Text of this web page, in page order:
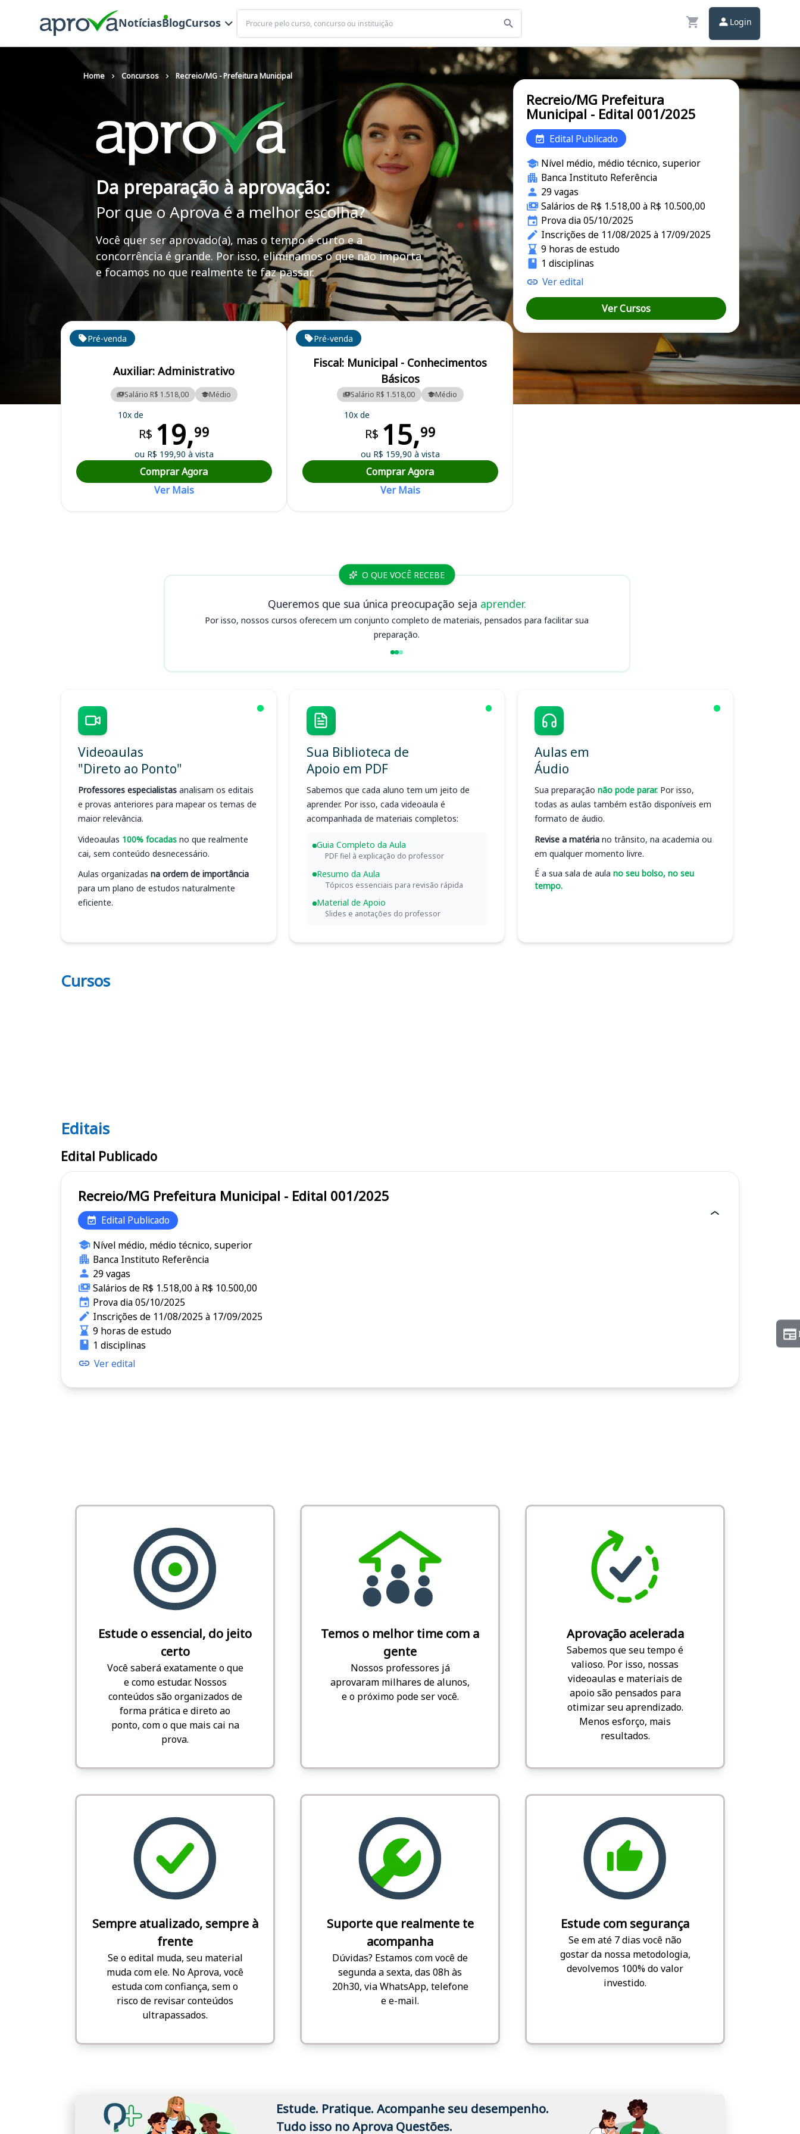
NotíciasBlogCursos
Buscar
Login
Home Concursos Recreio/MG - Prefeitura Municipal
Da preparação à aprovação:
Por que o Aprova é a melhor escolha?
Você quer ser aprovado(a), mas o tempo é curto e a
concorrência é grande. Por isso, eliminamos o que não importa
e focamos no que realmente te faz passar.
Curso Preparatório para o Concurso Recreio/MG - Prefeitura Municipal
Cursos em destaque para passar no concurso
Pré-venda
Auxiliar: Administrativo
Salário R$ 1.518,00 Médio
10x de
R$ 19,99
ou R$ 199,90 à vista
Comprar Agora
Ver Mais
Pré-venda
Fiscal: Municipal - Conhecimentos
Básicos
Salário R$ 1.518,00 Médio
10x de
R$ 15,99
ou R$ 159,90 à vista
Comprar Agora
Ver Mais
Recreio/MG Prefeitura
Municipal - Edital 001/2025
Edital Publicado
Nível médio, médio técnico, superior
Banca Instituto Referência
29 vagas
Salários de R$ 1.518,00 à R$ 10.500,00
Prova dia 05/10/2025
Inscrições de 11/08/2025 à 17/09/2025
9 horas de estudo
1 disciplinas
Ver edital
Ver Cursos
O QUE VOCÊ RECEBE
Queremos que sua única preocupação seja aprender.
Por isso, nossos cursos oferecem um conjunto completo de materiais, pensados para facilitar sua
preparação.
Videoaulas
"Direto ao Ponto"
Professores especialistas analisam os editais
e provas anteriores para mapear os temas de
maior relevância.
Videoaulas 100% focadas no que realmente
cai, sem conteúdo desnecessário.
Aulas organizadas na ordem de importância
para um plano de estudos naturalmente
eficiente.
Sua Biblioteca de
Apoio em PDF
Sabemos que cada aluno tem um jeito de
aprender. Por isso, cada videoaula é
acompanhada de materiais completos:
Guia Completo da Aula
PDF fiel à explicação do professor
Resumo da Aula
Tópicos essenciais para revisão rápida
Material de Apoio
Slides e anotações do professor
Aulas em
Áudio
Sua preparação não pode parar. Por isso,
todas as aulas também estão disponíveis em
formato de áudio.
Revise a matéria no trânsito, na academia ou
em qualquer momento livre.
É a sua sala de aula no seu bolso, no seu
tempo.
Cursos
Editais
Editais
Edital Publicado
Recreio/MG Prefeitura Municipal - Edital 001/2025
Edital Publicado
Nível médio, médio técnico, superior
Banca Instituto Referência
29 vagas
Salários de R$ 1.518,00 à R$ 10.500,00
Prova dia 05/10/2025
Inscrições de 11/08/2025 à 17/09/2025
9 horas de estudo
1 disciplinas
Ver edital
Estude o essencial, do jeito
certo
Você saberá exatamente o que
e como estudar. Nossos
conteúdos são organizados de
forma prática e direto ao
ponto, com o que mais cai na
prova.
Temos o melhor time com a
gente
Nossos professores já
aprovaram milhares de alunos,
e o próximo pode ser você.
Aprovação acelerada
Sabemos que seu tempo é
valioso. Por isso, nossas
videoaulas e materiais de
apoio são pensados para
otimizar seu aprendizado.
Menos esforço, mais
resultados.
Sempre atualizado, sempre à
frente
Se o edital muda, seu material
muda com ele. No Aprova, você
estuda com confiança, sem o
risco de revisar conteúdos
ultrapassados.
Suporte que realmente te
acompanha
Dúvidas? Estamos com você de
segunda a sexta, das 08h às
20h30, via WhatsApp, telefone
e e-mail.
Estude com segurança
Se em até 7 dias você não
gostar da nossa metodologia,
devolvemos 100% do valor
investido.
Estude. Pratique. Acompanhe seu desempenho.
Tudo isso no Aprova Questões.